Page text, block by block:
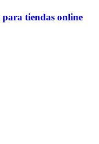
para tiendas online